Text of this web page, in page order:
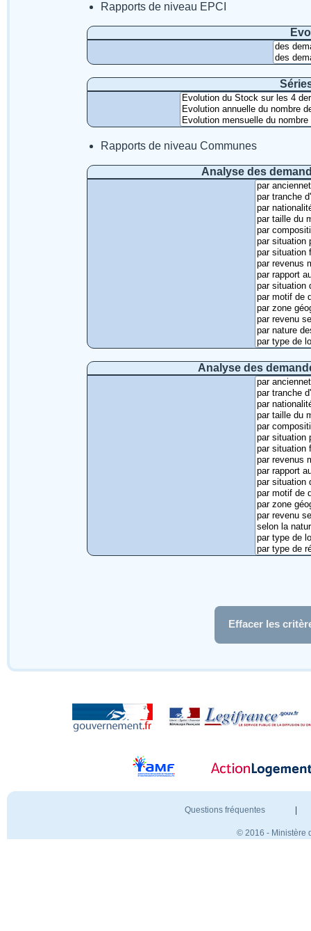
Rapports de niveau EPCI
Rapports de niveau Communes
Analyse des
Analyse des
Effacer les
Questions fréquentes
© 2016 - Ministère